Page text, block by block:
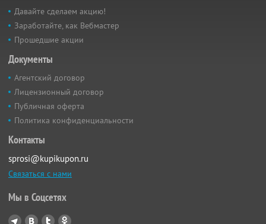
Давайте сделаем акцию!
Заработайте, как Вебмастер
Прошедшие акции
Документы
Агентский договор
Лицензионный договор
Публичная оферта
Политика конфиденциальности
Контакты
sprosi@kupikupon.ru
Связаться с нами
Мы в Соцсетях